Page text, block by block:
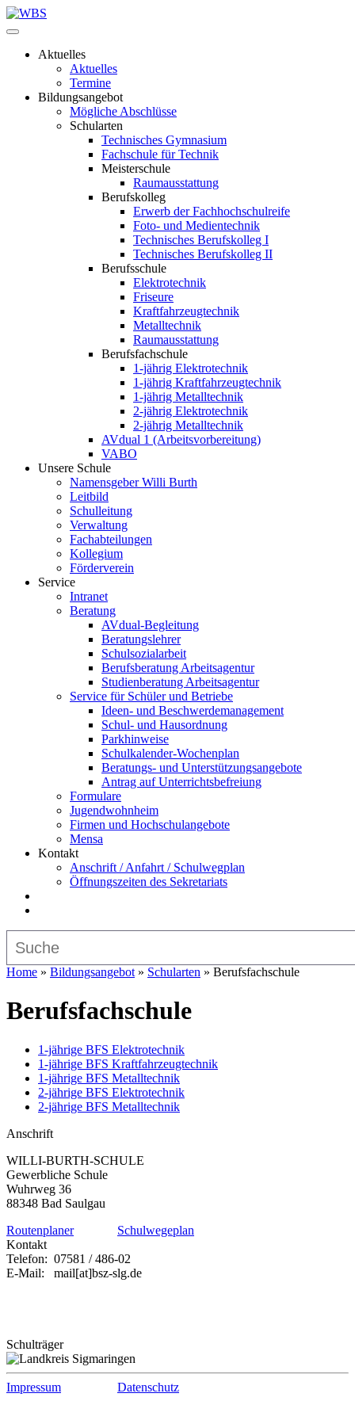
Aktuelles
Aktuelles
Termine
Bildungsangebot
Mögliche Abschlüsse
Schularten
Technisches Gymnasium
Fachschule für Technik
Meisterschule
Raumausstattung
Berufskolleg
Erwerb der Fachhochschulreife
Foto- und Medientechnik
Technisches Berufskolleg I
Technisches Berufskolleg II
Berufsschule
Elektrotechnik
Friseure
Kraftfahrzeugtechnik
Metalltechnik
Raumausstattung
Berufsfachschule
1-jährig Elektrotechnik
1-jährig Kraftfahrzeugtechnik
1-jährig Metalltechnik
2-jährig Elektrotechnik
2-jährig Metalltechnik
AVdual 1 (Arbeitsvorbereitung)
VABO
Unsere Schule
Namensgeber Willi Burth
Leitbild
Schulleitung
Verwaltung
Fachabteilungen
Kollegium
Förderverein
Service
Intranet
Beratung
AVdual-Begleitung
Beratungslehrer
Schulsozialarbeit
Berufsberatung Arbeitsagentur
Studienberatung Arbeitsagentur
Service für Schüler und Betriebe
Ideen- und Beschwerdemanagement
Schul- und Hausordnung
Parkhinweise
Schulkalender-Wochenplan
Beratungs- und Unterstützungsangebote
Antrag auf Unterrichtsbefreiung
Formulare
Jugendwohnheim
Firmen und Hochschulangebote
Mensa
Kontakt
Anschrift / Anfahrt / Schulwegplan
Öffnungszeiten des Sekretariats
Home » Bildungsangebot » Schularten » Berufsfachschule
Berufsfachschule
1-jährige BFS Elektrotechnik
1-jährige BFS Kraftfahrzeugtechnik
1-jährige BFS Metalltechnik
2-jährige BFS Elektrotechnik
2-jährige BFS Metalltechnik
Anschrift
WILLI-BURTH-SCHULE
Gewerbliche Schule
Wuhrweg 36
88348 Bad Saulgau
Routenplaner
Schulwegeplan
Kontakt
Telefon: 07581 / 486-02
E-Mail:
mail[at]bsz-slg.de
Schulträger
Impressum Datenschutz